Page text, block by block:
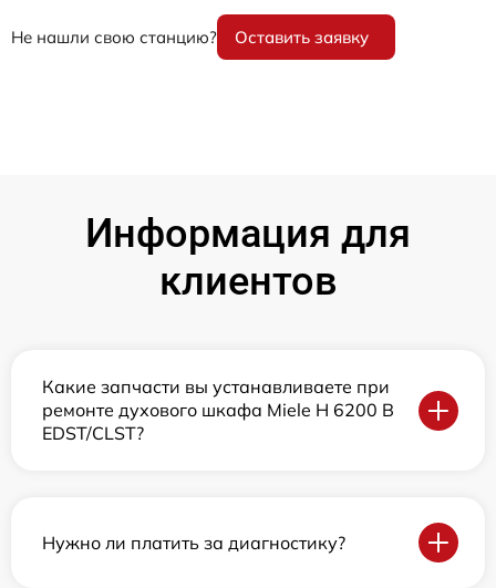
Не нашли свою станцию? Оставить заявку
Информация для
клиентов
Какие запчасти вы устанавливаете при
ремонте духового шкафа Miele H 6200 B
EDST/CLST?
Нужно ли платить за диагностику?